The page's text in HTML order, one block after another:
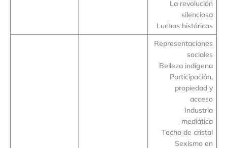
La revolución
silenciosa
Luchas históricas
Representaciones
sociales
Belleza indígena
Participación,
propiedad y
acceso
Industria
mediática
Techo de cristal
Sexismo en